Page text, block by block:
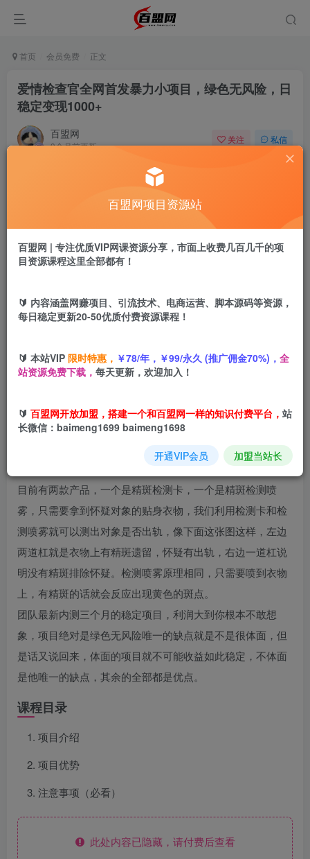
首页 会员免费 正文
爱情检查官全网首发暴力小项目，绿色无风险，日
稳定变现1000+
百盟网
9个月前更新
关注 私信
盟币9.9
立即购买
这个项目是一个非常小众的蓝海赛道，项目原理很简单，通
过公域平台引流一些怀疑异性出轨的人群，然后卖我们的产
品去帮助他们自行检测或者邮寄贴身衣物我们来帮忙检测。
目前有两款产品，一个是精斑检测卡，一个是精斑检测喷
雾，只需要拿到怀疑对象的贴身衣物，我们利用检测卡和检
测喷雾就可以测出对象是否出轨，像下面这张图这样，左边
两道杠就是衣物上有精斑遗留，怀疑有出轨，右边一道杠说
明没有精斑排除怀疑。检测喷雾原理相同，只需要喷到衣物
上，有精斑的话就会反应出现黄色的斑点。
团队最新内测三个月的稳定项目，利润大到你根本不敢想
象，项目绝对是绿色无风险唯一的缺点就是不是很体面，但
是话又说回来，体面的项目就不可能收益如此稳定，不体面
是他唯一的缺点，其余的全部都是优点。
课程目录
项目介绍
项目优势
注意事项（必看）
此处内容已隐藏，请付费后查看
百盟网项目资源站
百盟网 | 专注优质VIP网课资源分享，市面上收费几百几千的项
目资源课程这里全部都有！
🔰 内容涵盖网赚项目、引流技术、电商运营、脚本源码等资源，
每日稳定更新20-50优质付费资源课程！
🔰 本站VIP 限时特惠， ￥78/年，￥99/永久 (推广佣金70%)， 全
站资源免费下载， 每天更新，欢迎加入！
🔰 百盟网开放加盟，搭建一个和百盟网一样的知识付费平台， 站
长微信：baimeng1699 baimeng1698
开通VIP会员 加盟当站长